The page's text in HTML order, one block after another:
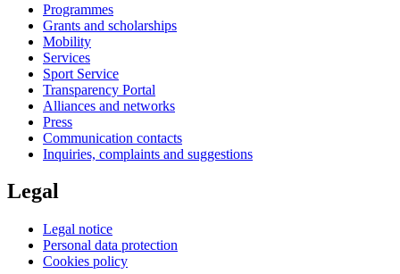
Programmes
Grants and scholarships
Mobility
Services
Sport Service
Transparency Portal
Alliances and networks
Press
Communication contacts
Inquiries, complaints and suggestions
Legal
Legal notice
Personal data protection
Cookies policy